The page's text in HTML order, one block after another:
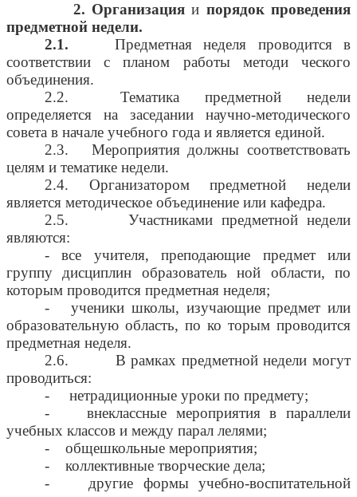
2. Организацияи порядок проведения
предметной недели.
2.1. Предметная неделя проводится в
соответствии с планом работы методи ческого
объединения.
2.2. Тематика предметной недели
определяется на заседании научно-методического
совета в начале учебного года и является единой.
2.3. Мероприятия должны соответствовать
целям и тематике недели.
2.4. Организатором предметной недели
является методическое объединение или кафедра.
2.5. Участниками предметной недели
являются:
- все учителя, преподающие предмет или
группу дисциплин образователь ной области, по
которым проводится предметная неделя;
- ученики школы, изучающие предмет или
образовательную область, по ко торым проводится
предметная неделя.
2.6. В рамках предметной недели могут
проводиться:
- нетрадиционные уроки по предмету;
- внеклассные мероприятия в параллели
учебных классов и между парал лелями;
- общешкольные мероприятия;
- коллективные творческие дела;
- другие формы учебно-воспитательной